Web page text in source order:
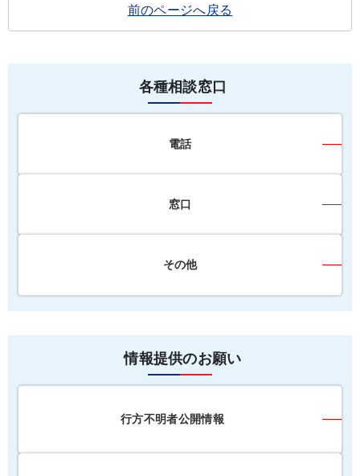
前のページへ戻る
各種相談窓口
電話
窓口
その他
情報提供のお願い
行方不明者公開情報